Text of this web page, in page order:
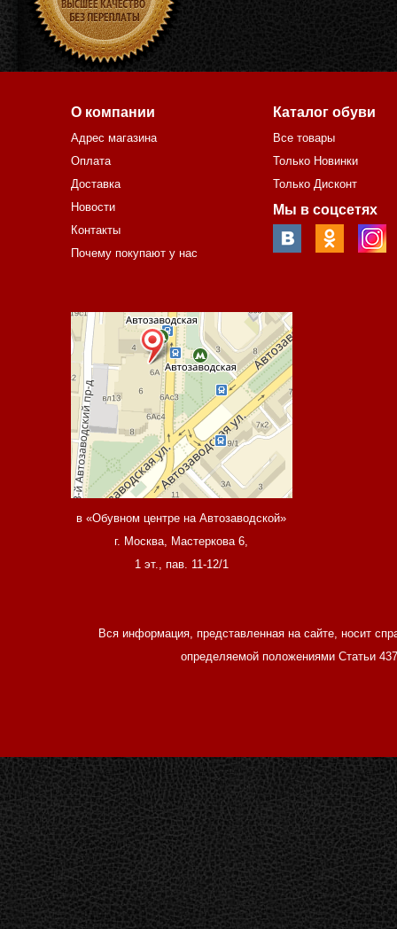
О компании
Адрес магазина
Оплата
Доставка
Новости
Контакты
Почему покупают у нас
Каталог обуви
Все товары
Только Новинки
Только Дисконт
Мы в соцсетях
в «Обувном центре на Автозаводской»
г. Москва, Мастеркова 6,
1 эт., пав. 11-12/1
Вся информация, представленная на сайте, носит
определяемой положениями Статьи